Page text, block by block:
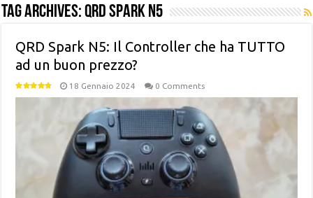
Tag Archives:QRD Spark N5
QRD Spark N5: Il Controller che ha TUTTO
ad un buon prezzo?
18 Gennaio 2024 0 Comments